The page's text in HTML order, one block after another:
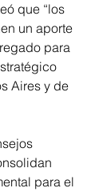
que “los
un aporte
para
Aires y de
para el